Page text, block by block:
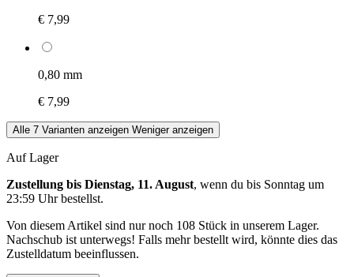
€ 7,99
0,80 mm
€ 7,99
Alle 7 Varianten anzeigen Weniger anzeigen
Auf Lager
Zustellung bis Dienstag, 11. August, wenn du bis Sonntag um
23:59 Uhrbestellst.
Von diesem Artikel sind nur noch 108 Stück in unserem Lager.
Nachschub ist unterwegs! Falls mehr bestellt wird, könnte dies das
Zustelldatum beeinflussen.